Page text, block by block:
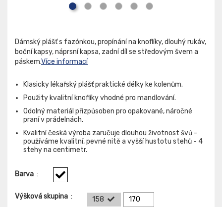
Dámský plášť s fazónkou, propínání na knoflíky, dlouhý rukáv,
boční kapsy, náprsní kapsa, zadní díl se středovým švem a
páskem.Více informací
Klasicky lékařský plášť praktické délky ke kolenům.
Použity kvalitní knoflíky vhodné pro mandlování.
Odolný materiál přizpůsoben pro opakované, náročné
praní v prádelnách.
Kvalitní česká výroba zaručuje dlouhou životnost švů -
používáme kvalitní, pevné nitě a vyšší hustotu stehů - 4
stehy na centimetr.
Barva :
Výšková skupina : 158 170